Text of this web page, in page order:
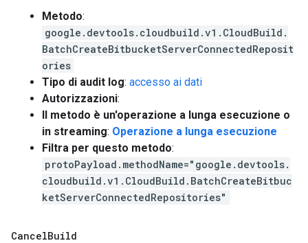
Metodo:
google.devtools.cloudbuild.v1.CloudBuild.
BatchCreateBitbucketServerConnectedReposit
ories
Tipo di audit log: accesso ai dati
Autorizzazioni:
Il metodo è un'operazione a lunga esecuzione o
in streaming: Operazione a lunga esecuzione
Filtra per questo metodo:
protoPayload.methodName="google.devtools.
cloudbuild.v1.CloudBuild.BatchCreateBitbuc
ketServerConnectedRepositories"
CancelBuild